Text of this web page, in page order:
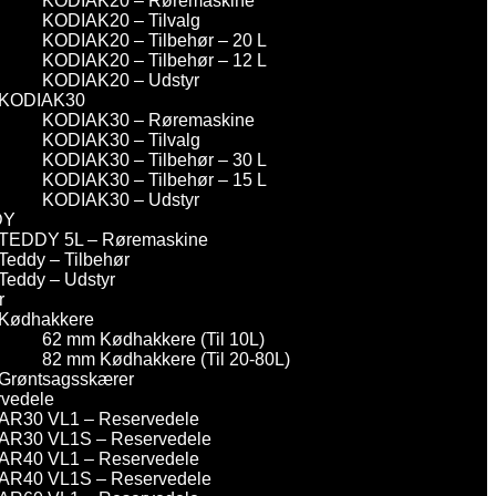
KODIAK20 – Tilvalg
KODIAK20 – Tilbehør – 20 L
KODIAK20 – Tilbehør – 12 L
KODIAK20 – Udstyr
KODIAK30
KODIAK30 – Røremaskine
KODIAK30 – Tilvalg
KODIAK30 – Tilbehør – 30 L
KODIAK30 – Tilbehør – 15 L
KODIAK30 – Udstyr
5L – Røremaskine
– Tilbehør
– Udstyr
Kødhakkere
62 mm Kødhakkere (Til 10L)
82 mm Kødhakkere (Til 20-80L)
VL1 – Reservedele
VL1S – Reservedele
VL1 – Reservedele
VL1S – Reservedele